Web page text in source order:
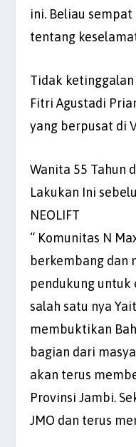
ini. Beliau
tentang
Tidak ketinggalan
Fitri Agustadi
yang berpusat di
Wanita 55 Tahun
Lakukan Ini
NEOLIFT
“ Komunitas N
berkembang dan
pendukung untuk
salah satu nya
membuktikan
bagian dari
akan terus
Provinsi Jambi.
JMO dan terus